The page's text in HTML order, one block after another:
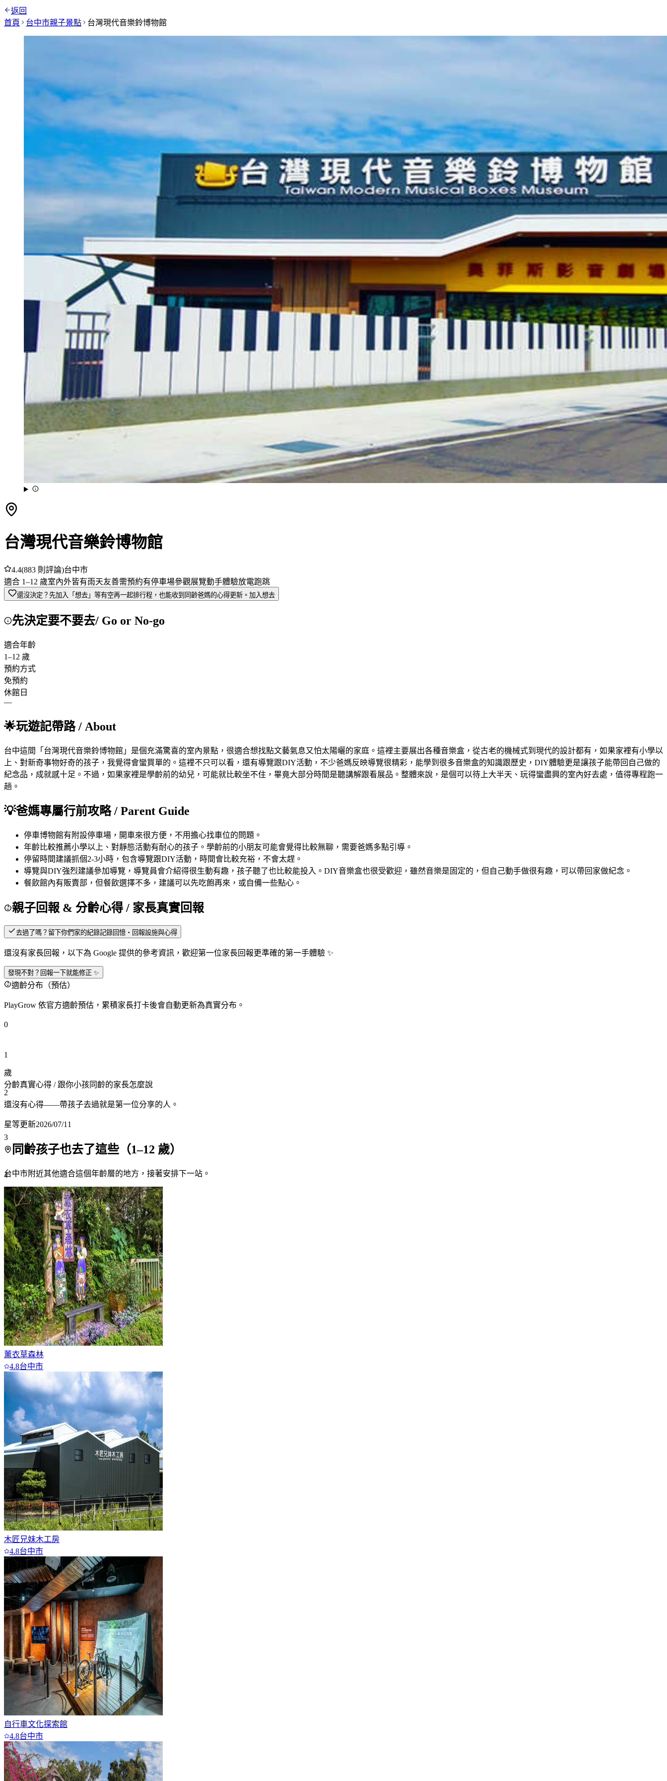
返回
首頁
台中市親子景點 台灣現代音樂鈴博物館
台灣現代音樂鈴博物館
4.4(883 則評論)台中市
適合 1–12 歲室內外皆有雨天友善需預約有停車場參觀展覽動手體驗放電跑跳
還沒決定？先加入「想去」 等有空再一起排行程，也能收到同齡爸媽的心得更新。 加入想去
先決定要不要去/ Go or No-go
適合年齡
1–12 歲
預約方式
免預約
休館日
—
🌟玩遊記帶路/ About
台中這間「台灣現代音樂鈴博物館」是個充滿驚喜的室內景點，很適合想找點文藝氣息又怕太陽曬的家庭。這裡主要展出各種音樂盒，從古老的機械式到現代的設計都有，如果家裡有小學以
上、對新奇事物好奇的孩子，我覺得會蠻買單的。這裡不只可以看，還有導覽跟DIY活動，不少爸媽反映導覽很精彩，能學到很多音樂盒的知識跟歷史，DIY體驗更是讓孩子能帶回自己做的
紀念品，成就感十足。不過，如果家裡是學齡前的幼兒，可能就比較坐不住，畢竟大部分時間是聽講解跟看展品。整體來說，是個可以待上大半天、玩得蠻盡興的室內好去處，值得專程跑一
趟。
💡爸媽專屬行前攻略 / Parent Guide
停車博物館有附設停車場，開車來很方便，不用擔心找車位的問題。
年齡比較推薦小學以上、對靜態活動有耐心的孩子。學齡前的小朋友可能會覺得比較無聊，需要爸媽多點引導。
停留時間建議抓個2-3小時，包含導覽跟DIY活動，時間會比較充裕，不會太趕。
導覽與DIY強烈建議參加導覽，導覽員會介紹得很生動有趣，孩子聽了也比較能投入。DIY音樂盒也很受歡迎，雖然音樂是固定的，但自己動手做很有趣，可以帶回家做紀念。
餐飲館內有販賣部，但餐飲選擇不多，建議可以先吃飽再來，或自備一些點心。
親子回報 & 分齡心得 / 家長真實回報
去過了嗎？留下你們家的紀錄記錄回憶・回報設施與心得
還沒有家長回報，以下為 Google 提供的參考資訊，歡迎第一位家長回報更準確的第一手體驗 ✨
發現不對？回報一下就能修正 ✨
適齡分布（預估）
PlayGrow 依官方適齡預估，累積家長打卡後會自動更新為真實分布。
0
1
2
3
4
5
6
7+
歲
分齡真實心得 / 跟你小孩同齡的家長怎麼說
還沒有心得——帶孩子去過就是第一位分享的人。
星等更新2026/07/11
同齡孩子也去了這些（1–12 歲）
台中市附近其他適合這個年齡層的地方，接著安排下一站。
薰衣草森林
4.8台中市
木匠兄妹木工房
4.8台中市
自行車文化探索館
4.8台中市